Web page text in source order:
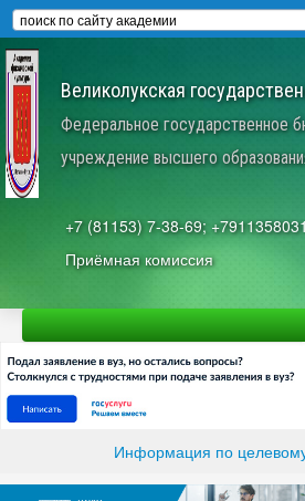
Великолукская
Федеральное государственное
учреждение высшего
+7 (81153) 7-38-69;
Приёмная комиссия
Информация по